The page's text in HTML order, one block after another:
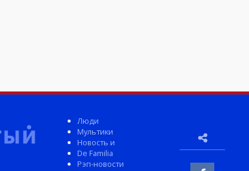
Люди
Мультики
Новость и
De Familia
Рэп-новости